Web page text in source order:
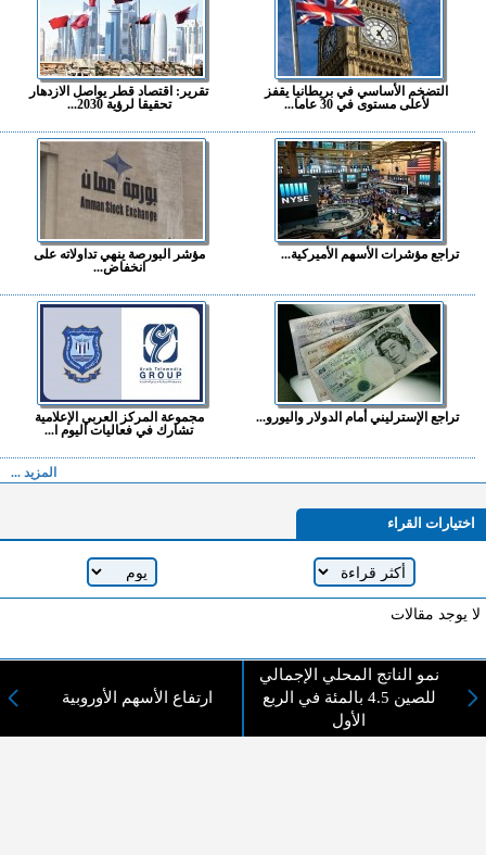
التضخم الأساسي في بريطانيا يقفز
لأعلى مستوى في 30 عاما...
تقرير: اقتصاد قطر يواصل الازدهار
تحقيقا لرؤية 2030...
تراجع مؤشرات الأسهم الأميركية...
مؤشر البورصة ينهي تداولاته على
انخفاض...
تراجع الإسترليني أمام الدولار واليورو...
مجموعة المركز العربي الإعلامية
تشارك في فعاليات اليوم ا...
المزيد ...
اختيارات القراء
لا يوجد مقالات
نمو الناتج المحلي الإجمالي
للصين 4.5 بالمئة في الربع
الأول
ارتفاع الأسهم الأوروبية
لا مانع من الإقتباس وإعادة النشر شريط ذكر المصدر ( المدينة نيوز ) - الآراء والتعليقات
المنشورة تعبر عن رأي أصحابها فقط